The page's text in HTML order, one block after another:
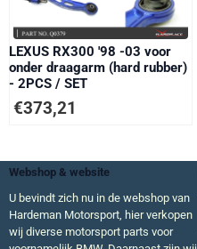
LEXUS RX300 '98 -03 voor
onder draagarm (hard rubber)
- 2PCS / SET
€373,21
Webshop & website
U bevindt zich nu in de webshop van
Hardeman Motorsport, hier verkopen
wij diverse motorsport parts voor